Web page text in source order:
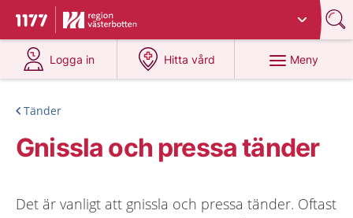
Till startsidan för 1177
Du har valt region
Logga in
på 1177.se
Hitta vård
på 1177.se
Meny
Tänder
Gnissla och pressa tänder
Det är vanligt att gnissla och pressa tänder. Oftast